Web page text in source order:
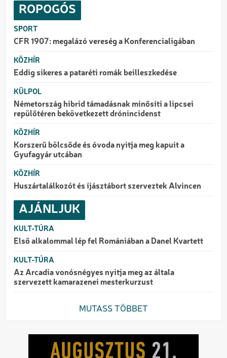
ROPOGÓS
SPORT
CFR 1907: megalázó vereség a Konferencialigában
KÖZHÍR
Eddig sikeres a pataréti romák beilleszkedése
KÜLPOL
Németország hibrid támadásnak minősíti a lipcsei
repülőtéren bekövetkezett drónincidenst
KÖZHÍR
Korszerű bölcsőde és óvoda nyitja meg kapuit a
Gyufagyár utcában
KÖZHÍR
Huszártalálkozót és íjásztábort szerveztek Alvincen
AJÁNLJUK
KULT-TÚRA
Első alkalommal lép fel Romániában a Danel Kvartett
KULT-TÚRA
Az Arcadia vonósnégyes nyitja meg az általa
szervezett kamarazenei mesterkurzust
MUTASS TÖBBET